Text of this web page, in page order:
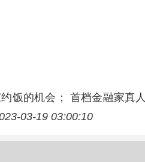
饭的机会； 首档金融家真
03-19 03:00:10